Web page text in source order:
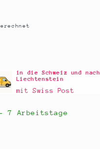
in die Schweiz und nach
Liechtenstein
mit Swiss Post
7 Arbeitstage